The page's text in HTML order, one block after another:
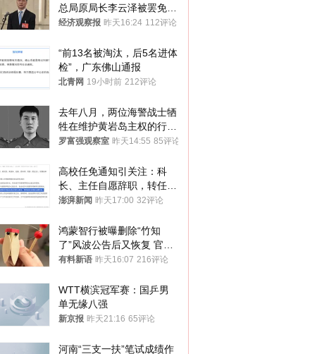
总局原局长李云泽被罢免全
国人大代表
经济观察报 昨天16:24 112评论
“前13名被淘汰，后5名进体
检”，广东佛山通报
北青网 19小时前 212评论
去年八月，两位海警战士牺
牲在维护黄岩岛主权的行动
中
罗富强观察室 昨天14:55 85评论
高校任免通知引关注：科
长、主任自愿辞职，转任思
政辅导员
澎湃新闻 昨天17:00 32评论
鸿蒙智行被曝删除“竹知
了”风波公告后又恢复 官媒
曾力挺：劝华为要大度的，
有料新语 昨天16:07 216评论
WTT横滨冠军赛：国乒男
单无缘八强
新京报 昨天21:16 65评论
河南“三支一扶”笔试成绩作